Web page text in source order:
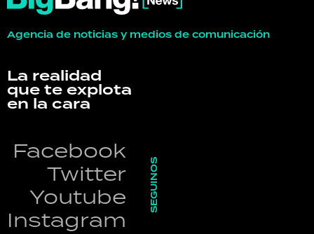
Agencia de noticias y medios de comunicación
La realidad
que te explota
en la cara
Facebook
Twitter
Youtube
Instagram
SEGUINOS